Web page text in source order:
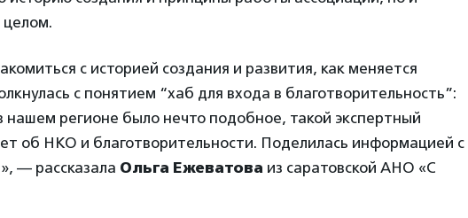
с историей создания и развития, как меняется
с понятием “хаб для входа в благотворительность”:
нашем регионе было нечто подобное, такой экспертный
об НКО и благотворительности. Поделилась информацией с
— рассказала Ольга Ежеватова из саратовской АНО «С